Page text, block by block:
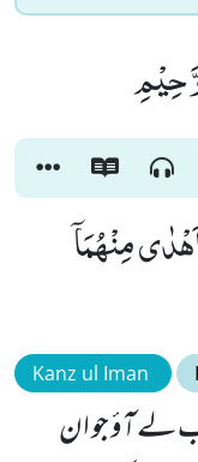
مِنْهُمَاۤ
Kanz ul Iman
لے آؤ جو ان